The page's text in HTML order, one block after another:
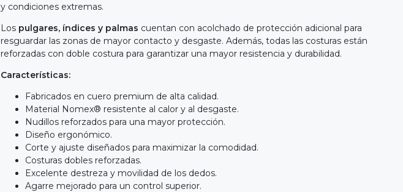
y condiciones extremas.
Los pulgares, índices y palmas cuentan con acolchado de protección adicional para
resguardar las zonas de mayor contacto y desgaste. Además, todas las costuras están
reforzadas con doble costura para garantizar una mayor resistencia y durabilidad.
Características:
Fabricados en cuero premium de alta calidad.
Material Nomex® resistente al calor y al desgaste.
Nudillos reforzados para una mayor protección.
Diseño ergonómico.
Corte y ajuste diseñados para maximizar la comodidad.
Costuras dobles reforzadas.
Excelente destreza y movilidad de los dedos.
Agarre mejorado para un control superior.